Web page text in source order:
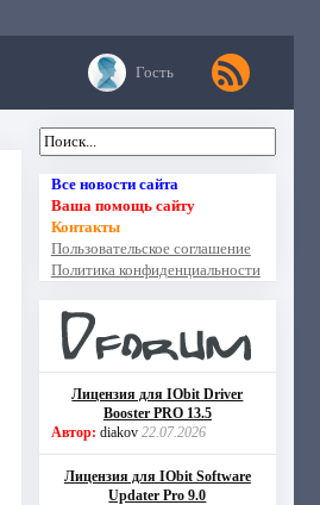
Гость
Все новости сайта
Ваша помощь сайту
Контакты
Пользовательское соглашение
Политика конфиденциальности
Лицензия для IObit Driver
Booster PRO 13.5
Автор: diakov 22.07.2026
Лицензия для IObit Software
Updater Pro 9.0